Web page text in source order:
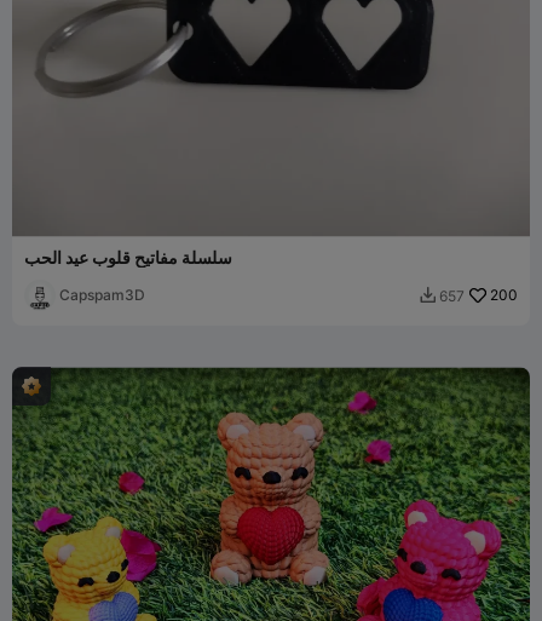
سلسلة مفاتيح قلوب عيد الحب
Capspam3D  657 200